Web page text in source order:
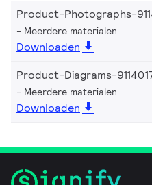
Product-Photographs-
Meerdere materialen
Downloaden
Product-Diagrams-
Meerdere materialen
Downloaden